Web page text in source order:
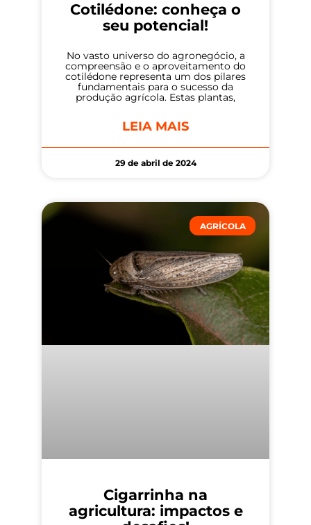
Cotilédone: conheça o
seu potencial!
No vasto universo do agronegócio, a
compreensão e o aproveitamento do
cotilédone representa um dos pilares
fundamentais para o sucesso da
produção agrícola. Estas plantas,
LEIA MAIS
29 de abril de 2024
AGRÍCOLA
Cigarrinha na
agricultura: impactos e